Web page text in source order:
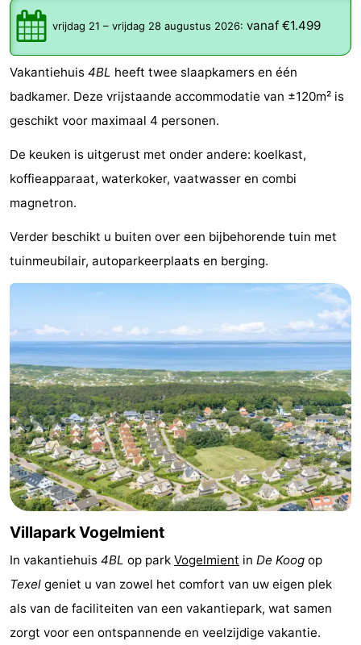
Koog
Oudeschild
De
Waal
-
Oosterend
Natuur
Mooiste
uitkijkpunten
Overnachten
Appartementen
-
Zee
Vlijt
Hoeve
Holland
-
Land
en
Zeezicht
-
Strandhuys
-
Strandplevier
Bed
(&
breakfasts)
Campings
Hotels
Vakantiehuizen
't
-
vrijdag 21 – vrijdag 28 augustus 2026: vanaf €1.499
Vakantiehuis 4BL heeft twee slaapkamers en één
badkamer. Deze vrijstaande accommodatie van ±120m² is
geschikt voor maximaal 4 personen.
De keuken is uitgerust met onder andere: koelkast,
koffieapparaat, waterkoker, vaatwasser en combi
magnetron.
Verder beschikt u buiten over een bijbehorende tuin met
tuinmeubilair, autoparkeerplaats en berging.
Villapark Vogelmient
In vakantiehuis 4BL op park Vogelmient in De Koog op
Texel geniet u van zowel het comfort van uw eigen plek
als van de faciliteiten van een vakantiepark, wat samen
zorgt voor een ontspannende en veelzijdige vakantie.